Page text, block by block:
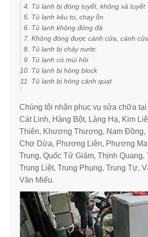
Tủ lạnh bị đóng tuyết, không xả tuyết
Tủ lạnh kêu to, chạy ồn
Tủ lạnh không đóng đá
Không đóng được cánh cửa, cánh
Tủ lạnh bị chảy nước
Tủ lạnh có mùi hôi
Tủ lạnh bị hỏng block
Tủ lạnh bị hỏng cánh quạt
Chúng tôi nhận phục vụ sửa chữa
Cát Linh, Hàng Bột, Láng Hạ, Kim
Thiên, Khương Thượng, Nam Đồng,
Chợ Dừa, Phương Liên, Phương
Trung, Quốc Tử Giám, Thịnh Quang,
Trung Liệt, Trung Phụng, Trung Tự,
Văn Miếu.